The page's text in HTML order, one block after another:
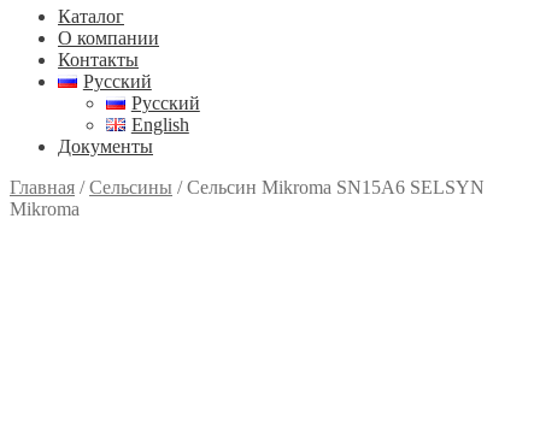
Каталог
О компании
Контакты
Русский
Русский
English
Документы
Главная /Сельсины /Сельсин Mikroma SN15A6 SELSYN
Mikroma